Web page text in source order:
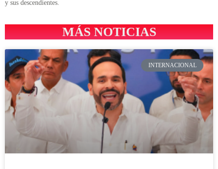
y sus descendientes.
MÁS NOTICIAS
INTERNACIONAL